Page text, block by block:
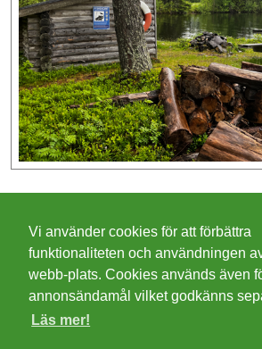
Cookies
Integritetspolicy
Villkor
Vi använder cookies för att förbättra
funktionaliteten och användningen
webb-plats. Cookies används även
annonsändamål vilket godkänns
Läs mer!